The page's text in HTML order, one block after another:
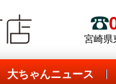
店
宮崎県
大ちゃんニュース